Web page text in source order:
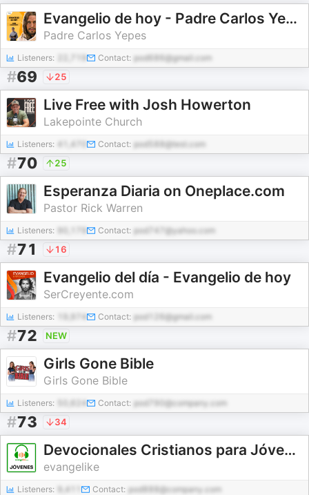
Evangelio de hoy - Padre Carlos Yepes
Padre Carlos Yepes
Listeners: Contact: pod686@gmail.com
#69 25
Live Free with Josh Howerton
Lakepointe Church
Listeners: 41,470 Contact: pod588@test.com
#70 25
Esperanza Diaria on Oneplace.com
Pastor Rick Warren
Listeners: Contact: pod747@yahoo.com
#71 16
Evangelio del día - Evangelio de hoy
SerCreyente.com
Listeners: Contact: pod126@gmail.com
#72 NEW
Girls Gone Bible
Girls Gone Bible
Listeners: Contact: pod790@company.com
#73 34
Devocionales Cristianos para Jóvenes
evangelike
Listeners: 9,411 Contact: pod888@company.com